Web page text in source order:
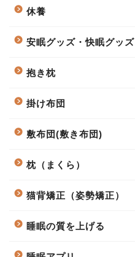
休養
安眠グッズ・快眠グッズ
抱き枕
掛け布団
敷布団(敷き布団)
枕（まくら）
猫背矯正（姿勢矯正）
睡眠の質を上げる